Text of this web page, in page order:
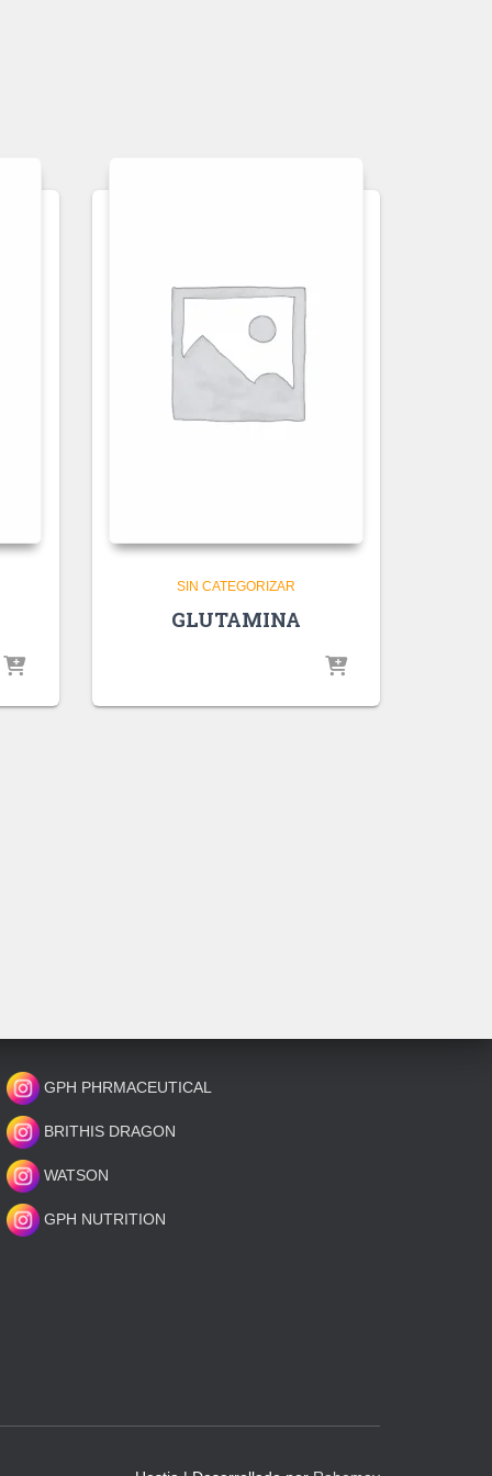
SIN CATEGORIZAR
GLUTAMINA
GPH PHRMACEUTICAL
BRITHIS DRAGON
WATSON
GPH NUTRITION